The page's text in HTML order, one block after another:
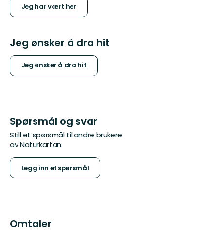
Jeg har vært her
Jeg ønsker å dra hit
Jeg ønsker å dra hit
Spørsmål og svar
Still et spørsmål til andre brukere
av Naturkartan.
Legg inn et spørsmål
Omtaler